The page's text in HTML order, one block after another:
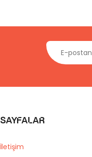
Sayfalar
İletişim